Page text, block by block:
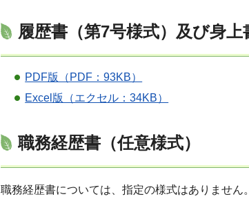
履歴書（第7号様式）及び身上
PDF版（PDF：93KB）
Excel版（エクセル：34KB）
職務経歴書（任意様式）
職務経歴書については、指定の様式はありませ